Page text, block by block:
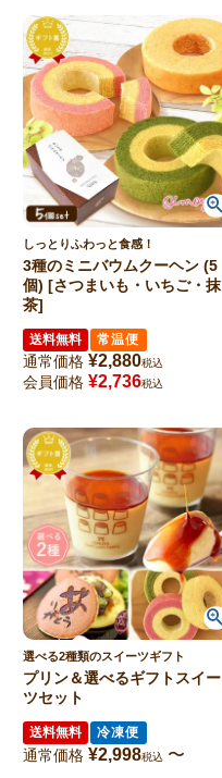
しっとりふわっと食感！
3種のミニバウムクーヘン (5
個) [さつまいも・いちご・抹
茶]
送料無料 常温便
通常価格 ¥2,880税込
会員価格 ¥2,736税込
選べる2種類のスイーツギフト
プリン＆選べるギフトスイー
ツセット
送料無料 冷凍便
通常価格 ¥2,998税込 〜